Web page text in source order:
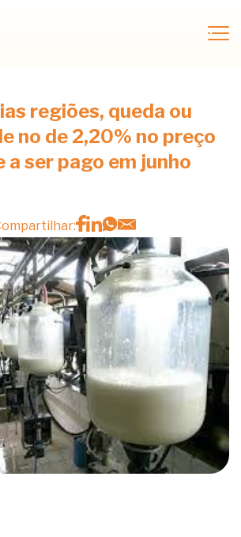
regiões, queda ou
no de 2,20% no preço
a ser pago em junho